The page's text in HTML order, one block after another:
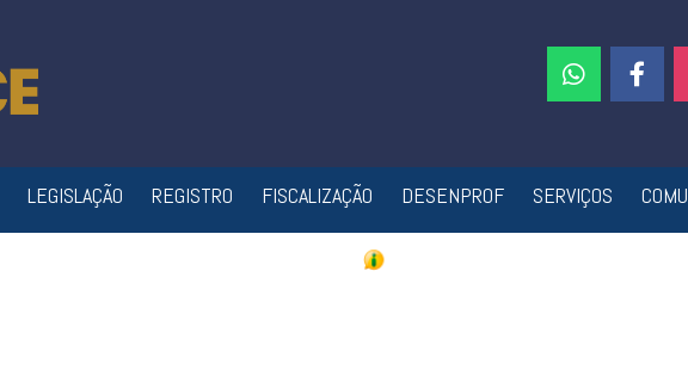
LEGISLAÇÃO REGISTRO FISCALIZAÇÃO DESENPROF SERVIÇOS